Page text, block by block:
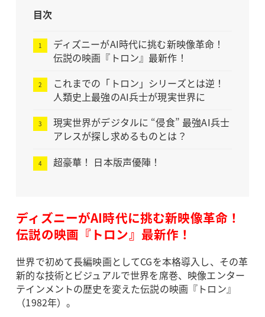
目次
ディズニーがAI時代に挑む新映像革命！
伝説の映画『トロン』最新作！
これまでの「トロン」シリーズとは逆！
人類史上最強のAI兵士が現実世界に
現実世界がデジタルに “侵食” 最強AI兵士
アレスが探し求めるものとは？
超豪華！ 日本版声優陣！
ディズニーがAI時代に挑む新映像革命！
伝説の映画『トロン』最新作！
世界で初めて長編映画としてCGを本格導入し、その革
新的な技術とビジュアルで世界を席巻、映像エンター
テインメントの歴史を変えた伝説の映画『トロン』
（1982年）。